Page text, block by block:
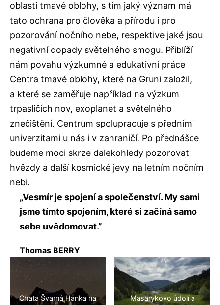
oblasti tmavé oblohy, s tím jaký význam má
tato ochrana pro člověka a přírodu i pro
pozorování nočního nebe, respektive jaké jsou
negativní dopady světelného smogu. Přiblíží
nám povahu výzkumné a edukativní práce
Centra tmavé oblohy, které na Gruni založil,
a které se zaměřuje například na výzkum
trpasličích nov, exoplanet a světelného
znečištění. Centrum spolupracuje s předními
univerzitami u nás i v zahraničí. Po přednášce
budeme moci skrze dalekohledy pozorovat
hvězdy a další kosmické jevy na letním nočním
nebi.
„Vesmír je spojení a společenství. My sami
jsme tímto spojením, které si začíná samo
sebe uvědomovat.”
Thomas BERRY
Chata Švarná Hanka na
Masarykovo údolí a